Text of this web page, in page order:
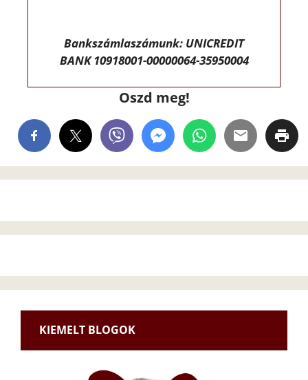
Bankszámlaszámunk: UNICREDIT
BANK 10918001-00000064-35950004
Oszd meg!
KIEMELT BLOGOK